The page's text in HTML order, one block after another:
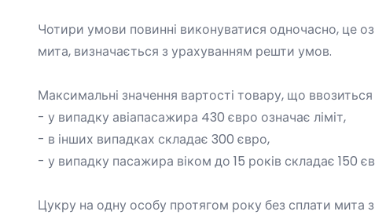
Чотири умови повинні виконуватися одночасно, це
мита, визначається з урахуванням решти умов.
Максимальні значення вартості товару, що
- у випадку авіапасажира 430 євро означає ліміт,
- в інших випадках складає 300 євро,
- у випадку пасажира віком до 15 років складає 150
Цукру на одну особу протягом року без сплати мита